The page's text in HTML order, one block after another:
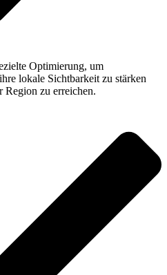
Optimierung, um
lokale Sichtbarkeit zu stärken
Region zu erreichen.